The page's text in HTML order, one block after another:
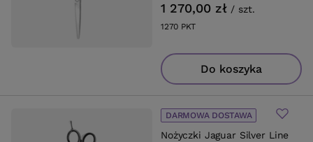
1 270,00 zł / szt.
1270 PKT
Do koszyka
Nożyczki Jaguar Silver Line
DARMOWA DOSTAWA